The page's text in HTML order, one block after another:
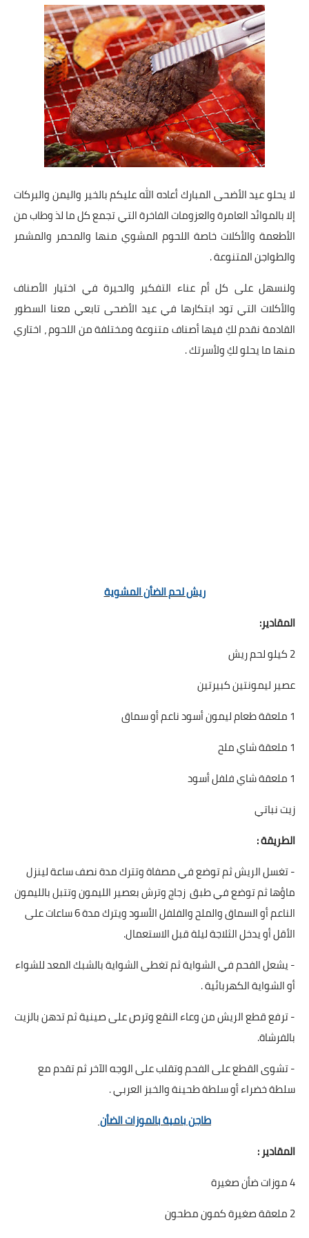
شوربات
سلطات
ساندويشات
مخبوزات
أطباق أطفال
أطباق بحرية
وصفات حصرية
وصفات فيديو
الريجيم والرشاقة
العناية بالبشرة
لا يحلو عيد الأضحى المبارك أعاده الله عليكم بالخير واليمن والبركات
إلا بالموائد العامرة والعزومات الفاخرة التي تجمع كل ما لذ وطاب من
الأطعمة والأكلات خاصة اللحوم المشوي منها والمحمر والمشمر
والطواجن المتنوعة .
ولنسهل على كل أم عناء التفكير والحيرة في اختيار الأصناف
والأكلات التي تود ابتكارها في عيد الأضحى تابعي معنا السطور
القادمة نقدم لكِ فيها أصناف متنوعة ومختلفة من اللحوم ، اختاري
منها ما يحلو لكِ ولأسرتك .
ريش لحم الضأن المشوية
المقادير:
2 كيلو لحم ريش
عصير ليمونتين كبيرتين
1 ملعقة طعام ليمون أسود ناعم أو سماق
1 ملعقة شاي ملح
1 ملعقة شاي فلفل أسود
زيت نباتي
الطريقة :
- تغسل الريش ثم توضع في مصفاة وتترك مدة نصف ساعة لينزل
ماؤها ثم توضع في طبق زجاج وترش بعصير الليمون وتتبل بالليمون
الناعم أو السماق والملح والفلفل الأسود ويترك مدة 6 ساعات على
الأقل أو يدخل الثلاجة ليلة قبل الاستعمال.
- يشعل الفحم في الشواية ثم تغطى الشواية بالشبك المعد للشواء
أو الشواية الكهربائية .
- ترفع قطع الريش من وعاء النقع وترص على صينية ثم تدهن بالزيت
بالفرشاة.
- تشوى القطع على الفحم وتقلب على الوجه الآخر ثم تقدم مع
سلطة خضراء أو سلطة طحينة والخبز العربي .
طاجن بامية بالموزات الضأن
المقادير :
4 موزات ضأن صغيرة
2 ملعقة صغيرة كمون مطحون